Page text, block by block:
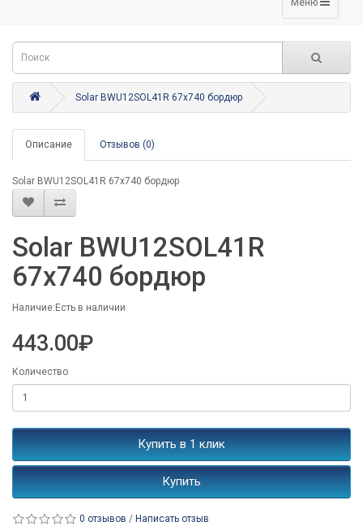
Меню
Solar BWU12SOL41R 67x740 бордюр
Описание Отзывов (0)
Solar BWU12SOL41R 67x740 бордюр
Solar BWU12SOL41R
67x740 бордюр
Наличие:Есть в наличии
443.00₽
Количество
Купить в 1 клик
Купить
0 отзывов / Написать отзыв